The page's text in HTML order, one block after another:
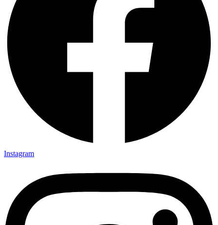
Instagram